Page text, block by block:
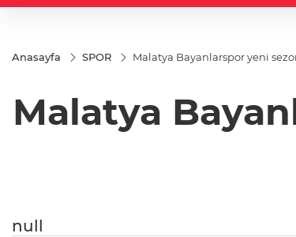
Anasayfa SPOR Malatya Bayanlarspor yeni
Malatya
null